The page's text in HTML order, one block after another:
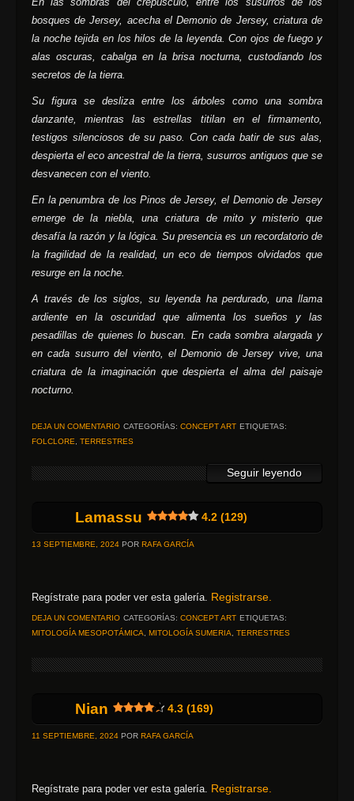
bosques de Jersey, acecha el Demonio de Jersey, criatura de
la noche tejida en los hilos de la leyenda. Con ojos de fuego y
alas oscuras, cabalga en la brisa nocturna, custodiando los
secretos de la tierra.
Su figura se desliza entre los árboles como una sombra
danzante, mientras las estrellas titilan en el firmamento,
testigos silenciosos de su paso. Con cada batir de sus alas,
despierta el eco ancestral de la tierra, susurros antiguos que se
desvanecen con el viento.
En la penumbra de los Pinos de Jersey, el Demonio de Jersey
emerge de la niebla, una criatura de mito y misterio que
desafía la razón y la lógica. Su presencia es un recordatorio de
la fragilidad de la realidad, un eco de tiempos olvidados que
resurge en la noche.
A través de los siglos, su leyenda ha perdurado, una llama
ardiente en la oscuridad que alimenta los sueños y las
pesadillas de quienes lo buscan. En cada sombra alargada y
en cada susurro del viento, el Demonio de Jersey vive, una
criatura de la imaginación que despierta el alma del paisaje
nocturno.
Seguir leyendo
DEJA UN COMENTARIO CATEGORÍAS: CONCEPT ART ETIQUETAS:
FOLCLORE
TERRESTRES
Lamassu 4.2 (129)
13 SEPTIEMBRE, 2024 POR RAFA GARCÍA
Regístrate para poder ver esta galería. Registrarse.
DEJA UN COMENTARIO CATEGORÍAS: CONCEPT ART ETIQUETAS:
MITOLOGÍA MESOPOTÁMICA
MITOLOGÍA SUMERIA TERRESTRES
Nian 4.3 (169)
11 SEPTIEMBRE, 2024 POR RAFA GARCÍA
Regístrate para poder ver esta galería. Registrarse.